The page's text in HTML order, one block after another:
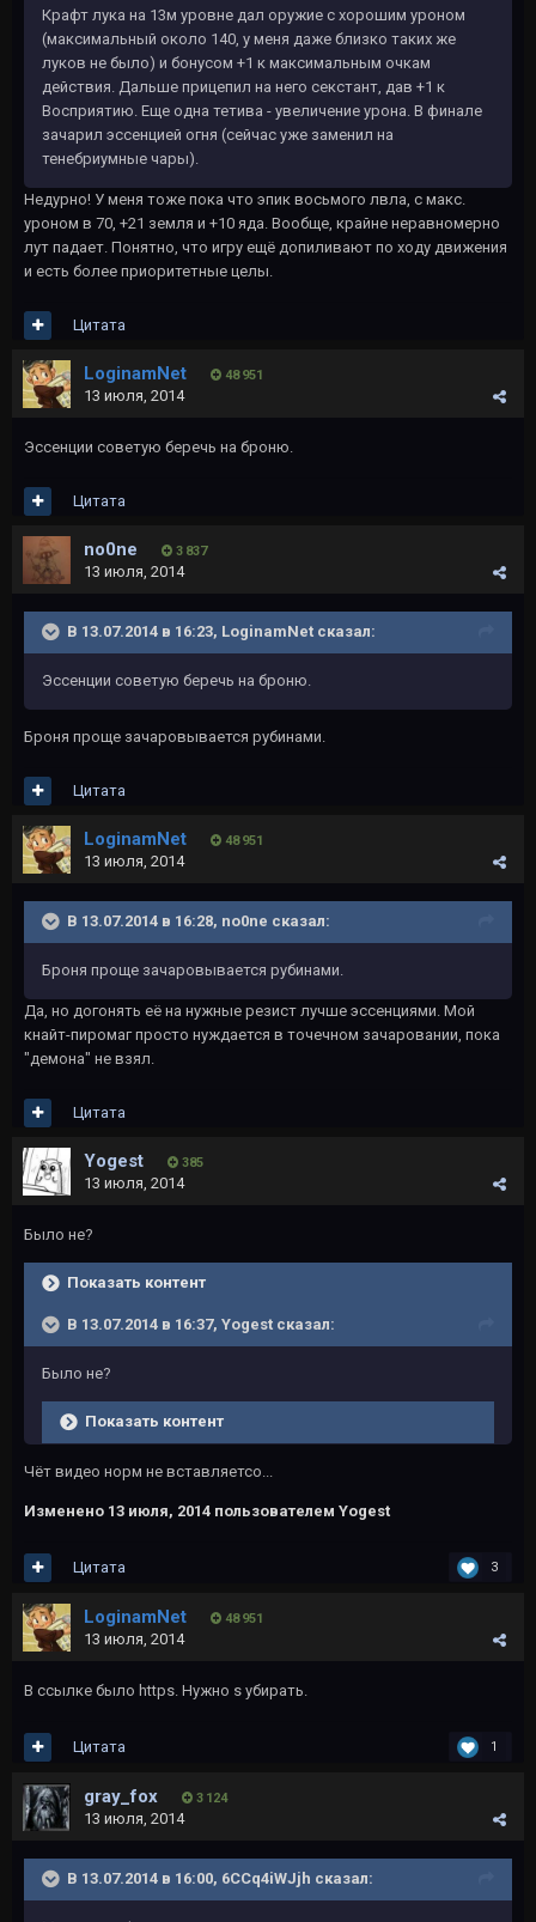
Крафт лука на 13м уровне дал оружие с хорошим уроном
(максимальный около 140, у меня даже близко таких же
луков не было) и бонусом +1 к максимальным очкам
действия. Дальше прицепил на него секстант, дав +1 к
Восприятию. Еще одна тетива - увеличение урона. В финале
зачарил эссенцией огня (сейчас уже заменил на
тенебриумные чары).
Недурно! У меня тоже пока что эпик восьмого лвла, с макс.
уроном в 70, +21 земля и +10 яда. Вообще, крайне неравномерно
лут падает. Понятно, что игру ещё допиливают по ходу движения
и есть более приоритетные целы.
Цитата
LoginamNet 48 951
13 июля, 2014
Эссенции советую беречь на броню.
Цитата
no0ne 3 837
13 июля, 2014
В 13.07.2014 в 16:23, LoginamNet сказал:
Эссенции советую беречь на броню.
Броня проще зачаровывается рубинами.
Цитата
LoginamNet 48 951
13 июля, 2014
В 13.07.2014 в 16:28, no0ne сказал:
Броня проще зачаровывается рубинами.
Да, но догонять её на нужные резист лучше эссенциями. Мой
кнайт-пиромаг просто нуждается в точечном зачаровании, пока
"демона" не взял.
Цитата
Yogest 385
13 июля, 2014
Было не?
Показать контент
В 13.07.2014 в 16:37, Yogest сказал:
Было не?
Показать контент
Чёт видео норм не вставляетсо...
Изменено 13 июля, 2014 пользователем Yogest
3
Цитата
LoginamNet 48 951
13 июля, 2014
В ссылке было https. Нужно s убирать.
1
Цитата
gray_fox 3 124
13 июля, 2014
В 13.07.2014 в 16:00, 6CCq4iWJjh сказал: